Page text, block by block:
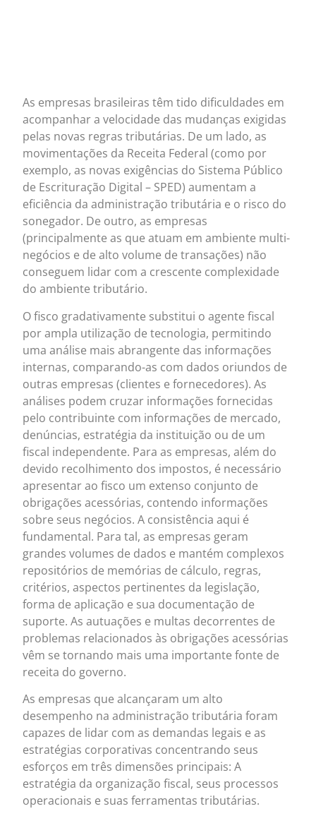
As empresas brasileiras têm tido dificuldades em
acompanhar a velocidade das mudanças exigidas
pelas novas regras tributárias. De um lado, as
movimentações da Receita Federal (como por
exemplo, as novas exigências do Sistema Público
de Escrituração Digital – SPED) aumentam a
eficiência da administração tributária e o risco do
sonegador. De outro, as empresas
(principalmente as que atuam em ambiente multi-
negócios e de alto volume de transações) não
conseguem lidar com a crescente complexidade
do ambiente tributário.
O fisco gradativamente substitui o agente fiscal
por ampla utilização de tecnologia, permitindo
uma análise mais abrangente das informações
internas, comparando-as com dados oriundos de
outras empresas (clientes e fornecedores). As
análises podem cruzar informações fornecidas
pelo contribuinte com informações de mercado,
denúncias, estratégia da instituição ou de um
fiscal independente. Para as empresas, além do
devido recolhimento dos impostos, é necessário
apresentar ao fisco um extenso conjunto de
obrigações acessórias, contendo informações
sobre seus negócios. A consistência aqui é
fundamental. Para tal, as empresas geram
grandes volumes de dados e mantém complexos
repositórios de memórias de cálculo, regras,
critérios, aspectos pertinentes da legislação,
forma de aplicação e sua documentação de
suporte. As autuações e multas decorrentes de
problemas relacionados às obrigações acessórias
vêm se tornando mais uma importante fonte de
receita do governo.
As empresas que alcançaram um alto
desempenho na administração tributária foram
capazes de lidar com as demandas legais e as
estratégias corporativas concentrando seus
esforços em três dimensões principais: A
estratégia da organização fiscal, seus processos
operacionais e suas ferramentas tributárias.